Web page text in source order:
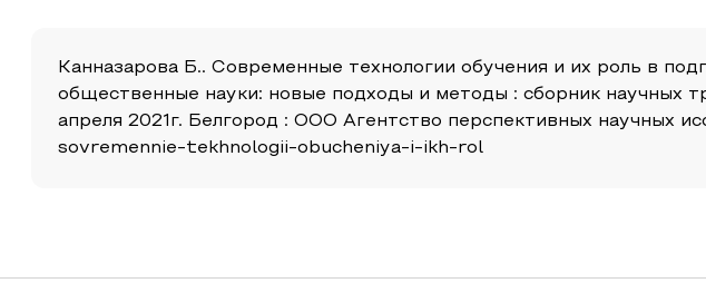
Канназарова Б.. Современные технологии обучения и их роль в
общественные науки: новые подходы и методы : сборник научных
апреля 2021г. Белгород : ООО Агентство перспективных научных
sovremennie-tekhnologii-obucheniya-i-ikh-rol